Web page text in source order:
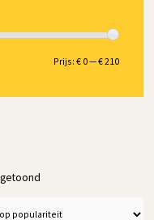
Min.
Max.
Prijs: € 0—€ 210
populariteit